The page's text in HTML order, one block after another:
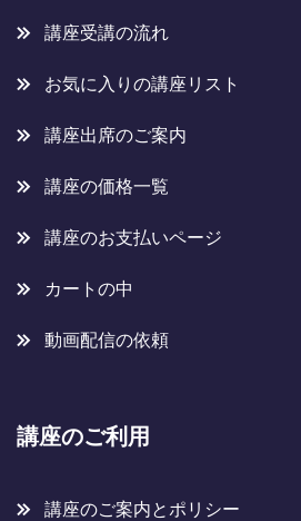
講座受講の流れ
お気に入りの講座リスト
講座出席のご案内
講座の価格一覧
講座のお支払いページ
カートの中
動画配信の依頼
講座のご利用
講座のご案内とポリシー